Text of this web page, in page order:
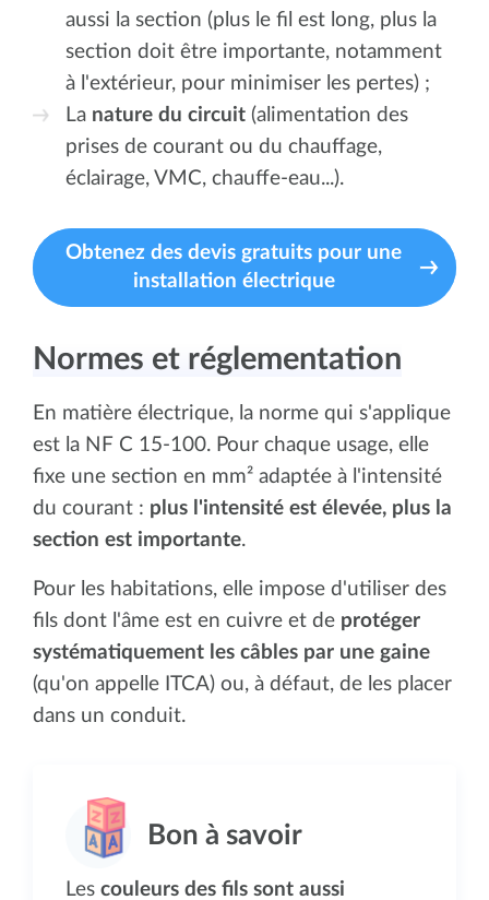
aussi la section (plus le fil est long, plus la
section doit être importante, notamment
à l'extérieur, pour minimiser les pertes) ;
La nature du circuit (alimentation des
prises de courant ou du chauffage,
éclairage, VMC, chauffe-eau...).
Obtenez des devis gratuits pour une
installation électrique
Normes et réglementation
En matière électrique, la norme qui s'applique
est la NF C 15-100. Pour chaque usage, elle
fixe une section en mm² adaptée à l'intensité
du courant : plus l'intensité est élevée, plus la
section est importante.
Pour les habitations, elle impose d'utiliser des
fils dont l'âme est en cuivre et de protéger
systématiquement les câbles par une gaine
(qu'on appelle ITCA) ou, à défaut, de les placer
dans un conduit.
Les couleurs des fils sont aussi